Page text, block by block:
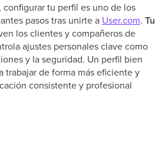
, configurar tu perfil es uno de los
pasos tras unirte a User.com. Tu
los clientes y compañeros de
ajustes personales clave como
y la seguridad. Un perfil bien
trabajar de forma más eficiente y
consistente y profesional